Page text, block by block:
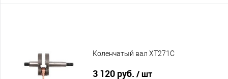
Коленчатый вал XT271C
3 120 руб. / шт